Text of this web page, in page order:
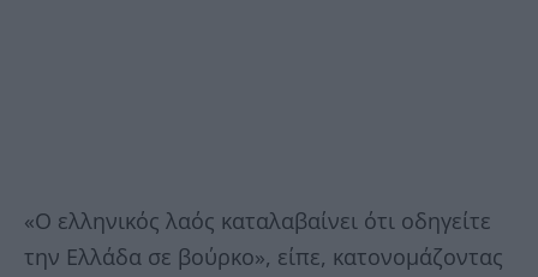
«Ο ελληνικός λαός καταλαβαίνει ότι οδηγείτε
την Ελλάδα σε βούρκο», είπε, κατονομάζοντας